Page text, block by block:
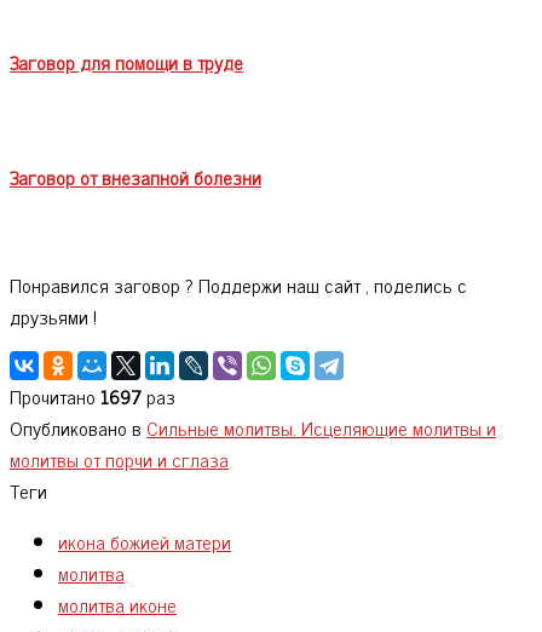
Заговор для помощи в труде
Заговор от внезапной болезни
Понравился заговор ? Поддержи наш сайт , поделись с
друзьями !
Прочитано1697раз
Опубликовано в Сильные молитвы. Исцеляющие молитвы и
молитвы от порчи и сглаза
Теги
икона божией матери
молитва
молитва иконе